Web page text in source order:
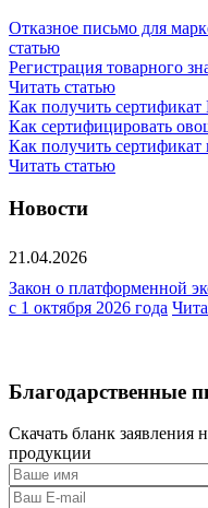
Отказное письмо для
статью
Регистрация товарного
Читать статью
Как получить
Как сертифицировать
Как получить
Читать статью
Новости
21.04.2026
Закон о платформенной
с 1 октября 2026 года
Благодарственные
Скачать бланк
продукции